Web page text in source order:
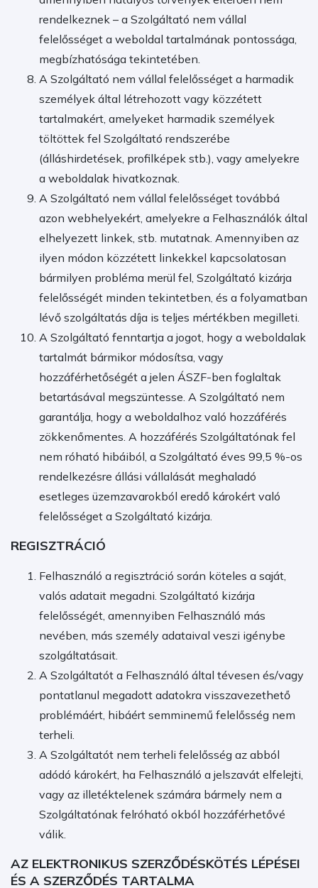
rendelkeznek – a Szolgáltató nem vállal
felelősséget a weboldal tartalmának pontossága,
megbízhatósága tekintetében.
A Szolgáltató nem vállal felelősséget a harmadik
személyek által létrehozott vagy közzétett
tartalmakért, amelyeket harmadik személyek
töltöttek fel Szolgáltató rendszerébe
(álláshirdetések, profilképek stb.), vagy amelyekre
a weboldalak hivatkoznak.
A Szolgáltató nem vállal felelősséget továbbá
azon webhelyekért, amelyekre a Felhasználók által
elhelyezett linkek, stb. mutatnak. Amennyiben az
ilyen módon közzétett linkekkel kapcsolatosan
bármilyen probléma merül fel, Szolgáltató kizárja
felelősségét minden tekintetben, és a folyamatban
lévő szolgáltatás díja is teljes mértékben megilleti.
A Szolgáltató fenntartja a jogot, hogy a weboldalak
tartalmát bármikor módosítsa, vagy
hozzáférhetőségét a jelen ÁSZF-ben foglaltak
betartásával megszüntesse. A Szolgáltató nem
garantálja, hogy a weboldalhoz való hozzáférés
zökkenőmentes. A hozzáférés Szolgáltatónak fel
nem róható hibáiból, a Szolgáltató éves 99,5 %-os
rendelkezésre állási vállalását meghaladó
esetleges üzemzavarokból eredő károkért való
felelősséget a Szolgáltató kizárja.
REGISZTRÁCIÓ
Felhasználó a regisztráció során köteles a saját,
valós adatait megadni. Szolgáltató kizárja
felelősségét, amennyiben Felhasználó más
nevében, más személy adataival veszi igénybe
szolgáltatásait.
A Szolgáltatót a Felhasználó által tévesen és/vagy
pontatlanul megadott adatokra visszavezethető
problémáért, hibáért semminemű felelősség nem
terheli.
A Szolgáltatót nem terheli felelősség az abból
adódó károkért, ha Felhasználó a jelszavát elfelejti,
vagy az illetéktelenek számára bármely nem a
Szolgáltatónak felróható okból hozzáférhetővé
válik.
AZ ELEKTRONIKUS SZERZŐDÉSKÖTÉS LÉPÉSEI
ÉS A SZERZŐDÉS TARTALMA